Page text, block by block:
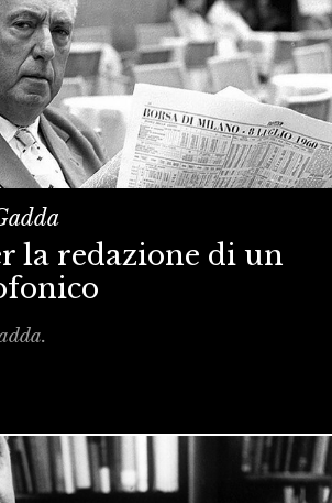
la redazione di un